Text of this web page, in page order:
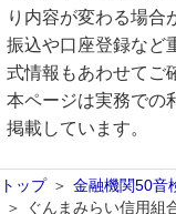
り内容が変わる場合
振込や口座登録など
式情報もあわせてご
本ページは実務での
掲載しています。
トップ 金融機関50音
ぐんまみらい信用組